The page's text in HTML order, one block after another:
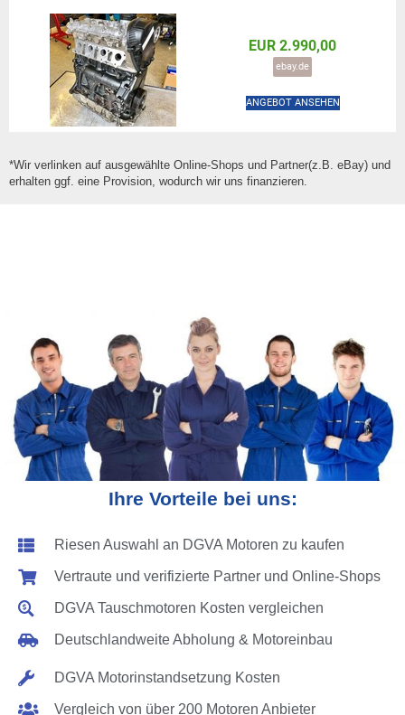
EUR 2.990,00
ebay.de
ANGEBOT ANSEHEN
*Wir verlinken auf ausgewählte Online-Shops und Partner(z.B. eBay) und
erhalten ggf. eine Provision, wodurch wir uns finanzieren.
Ihre Vorteile bei uns:
Riesen Auswahl an DGVA Motoren zu kaufen
Vertraute und verifizierte Partner und Online-Shops
DGVA Tauschmotoren Kosten vergleichen
Deutschlandweite Abholung & Motoreinbau
DGVA Motorinstandsetzung Kosten
Vergleich von über 200 Motoren Anbieter